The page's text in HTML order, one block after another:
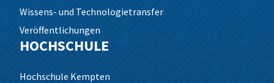
Wissens- und Technologietransfer
Veröffentlichungen
HOCHSCHULE
Hochschule Kempten